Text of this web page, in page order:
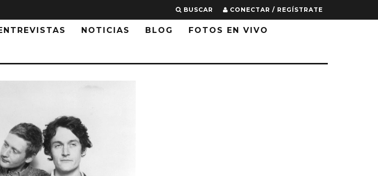
BUSCAR CONECTAR / REGÍSTRATE
NOTICIAS BLOG FOTOS EN VIVO